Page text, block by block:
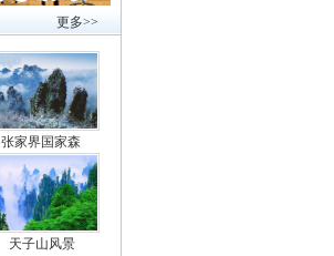
更多>>
张家界国家森
天子山风景